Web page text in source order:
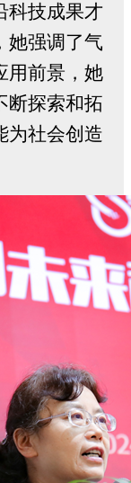
科技成果才
她强调了气
用前景，她
断探索和拓
为社会创造